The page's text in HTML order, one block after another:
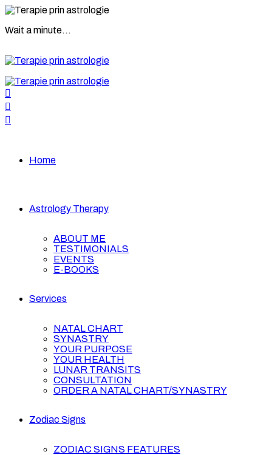
Wait a minute...
Home
Astrology Therapy
ABOUT ME
TESTIMONIALS
EVENTS
E-BOOKS
Services
NATAL CHART
SYNASTRY
YOUR PURPOSE
YOUR HEALTH
LUNAR TRANSITS
CONSULTATION
ORDER A NATAL CHART/SYNASTRY
Zodiac Signs
ZODIAC SIGNS FEATURES